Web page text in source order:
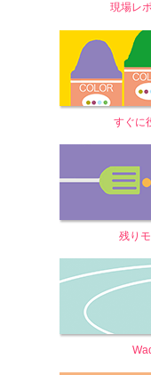
現場レ
すぐに
残り